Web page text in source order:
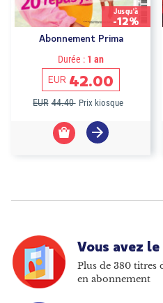
Jusqu'à
-12%
Abonnement Prima
Durée : 1 an
EUR 42.00
EUR 44.40 Prix kiosque
Vous avez
Plus de 380 titres
en abonnement